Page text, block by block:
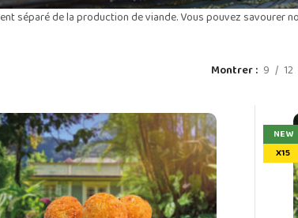
séparé de la production de viande. Vous pouvez savourer
Montrer 9 12
NEW
X15